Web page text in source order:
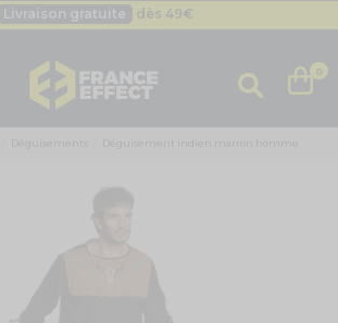
Livraison gratuite dès 49€
Livraison gratuite dès 49 0
Déguisements Déguisement indien marron homme